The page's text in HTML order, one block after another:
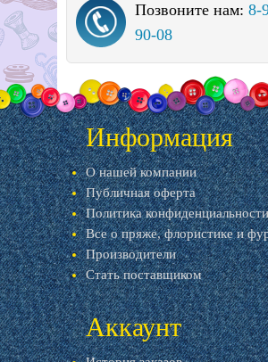
Позвоните нам: 8-
90-08
Информация
О нашей компании
Публичная оферта
Политика конфиденциальности
Все о пряже, флористике и
Производители
Стать поставщиком
Аккаунт